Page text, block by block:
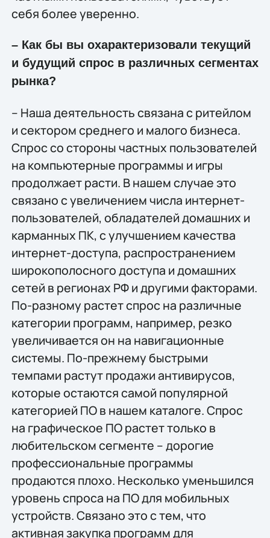
себя более уверенно.
– Как бы вы охарактеризовали текущий
и будущий спрос в различных сегментах
рынка?
– Наша деятельность связана с ритейлом
и сектором среднего и малого бизнеса.
Спрос со стороны частных пользователей
на компьютерные программы и игры
продолжает расти. В нашем случае это
связано с увеличением числа интернет-
пользователей, обладателей домашних и
карманных ПК, с улучшением качества
интернет-доступа, распространением
широкополосного доступа и домашних
сетей в регионах РФ и другими факторами.
По-разному растет спрос на различные
категории программ, например, резко
увеличивается он на навигационные
системы. По-прежнему быстрыми
темпами растут продажи антивирусов,
которые остаются самой популярной
категорией ПО в нашем каталоге. Спрос
на графическое ПО растет только в
любительском сегменте – дорогие
профессиональные программы
продаются плохо. Несколько уменьшился
уровень спроса на ПО для мобильных
устройств. Связано это с тем, что
активная закупка программ для